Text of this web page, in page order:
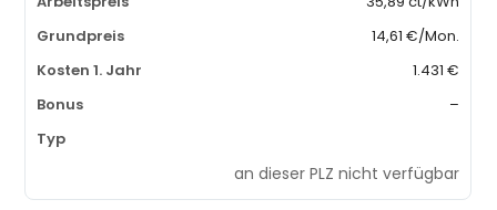
14,61 €/Mon.
1.431 €
–
an dieser PLZ nicht verfügbar